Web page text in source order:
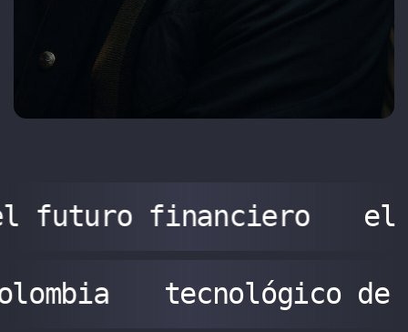
futuro financiero el
tecnológico de